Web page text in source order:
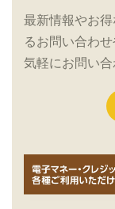
最新情報やお
るお問い合わ
気軽にお問い合